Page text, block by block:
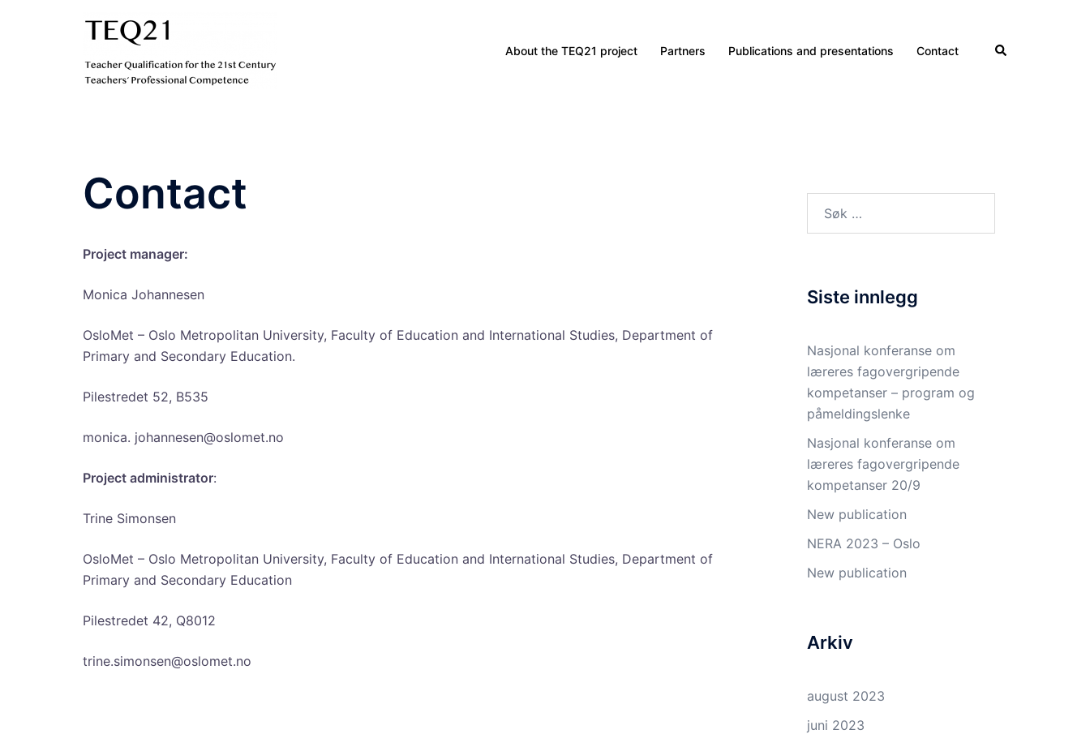
About the TEQ21 project Partners Publications and presentations Contact Search
Contact
Project manager:
Monica Johannesen
OsloMet – Oslo Metropolitan University, Faculty of Education and International Studies, Department of
Primary and Secondary Education.
Pilestredet 52, B535
monica. johannesen@oslomet.no
Project administrator:
Trine Simonsen
OsloMet – Oslo Metropolitan University, Faculty of Education and International Studies, Department of
Primary and Secondary Education
Pilestredet 42, Q8012
trine.simonsen@oslomet.no
Siste innlegg
Nasjonal konferanse om
læreres fagovergripende
kompetanser – program og
påmeldingslenke
Nasjonal konferanse om
læreres fagovergripende
kompetanser 20/9
New publication
NERA 2023 – Oslo
New publication
Arkiv
august 2023
juni 2023